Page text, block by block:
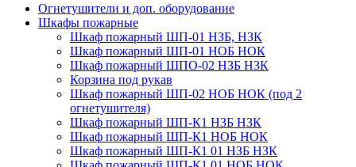
Огнетушители и доп. оборудование
Шкафы пожарные
Шкаф пожарный ШП-01 НЗБ, НЗК
Шкаф пожарный ШП-01 НОБ НОК
Шкаф пожарный ШПО-02 НЗБ НЗК
Корзина под рукав
Шкаф пожарный ШП-02 НОБ НОК (под 2
огнетушителя)
Шкаф пожарный ШП-К1 НЗБ НЗК
Шкаф пожарный ШП-К1 НОБ НОК
Шкаф пожарный ШП-К1 01 НЗБ НЗК